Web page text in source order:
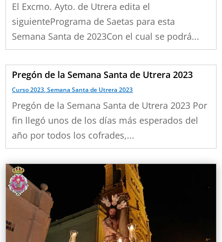
El Excmo. Ayto. de Utrera edita el
siguientePrograma de Saetas para esta
Semana Santa de 2023Con el cual se podrá...
Pregón de la Semana Santa de Utrera 2023
Curso 2023,Semana Santa de Utrera 2023
Pregón de la Semana Santa de Utrera 2023 Por
fin llegó unos de los días más esperados del
año por todos los cofrades,...